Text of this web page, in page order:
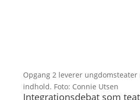
Opgang 2 leverer
indhold. Foto: Connie Utsen
Integrationsdebat som